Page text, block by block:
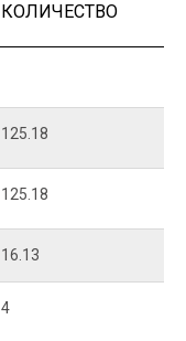
КОЛИЧЕСТВО
125.18
125.18
16.13
4